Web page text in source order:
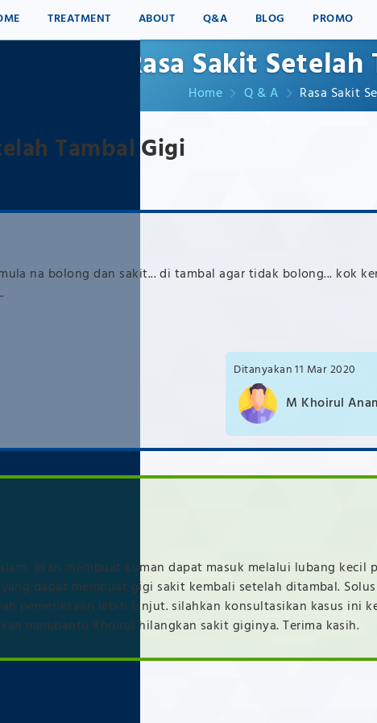
TREATMENT ABOUT Q&A BLOG PROMO
Rasa Sakit
Home Q & A Rasa Sakit
Tambal Gigi
na bolong dan sakit... di tambal agar tidak bolong... kok
11 Mar 2020
M Khoirul
akan membuat kuman dapat masuk melalui lubang kecil
dapat membuat gigi sakit kembali setelah ditambal.
pemeriksaan lebih lanjut. silahkan konsultasikan kasus ini
membantu Khoirul hilangkan sakit giginya. Terima kasih.